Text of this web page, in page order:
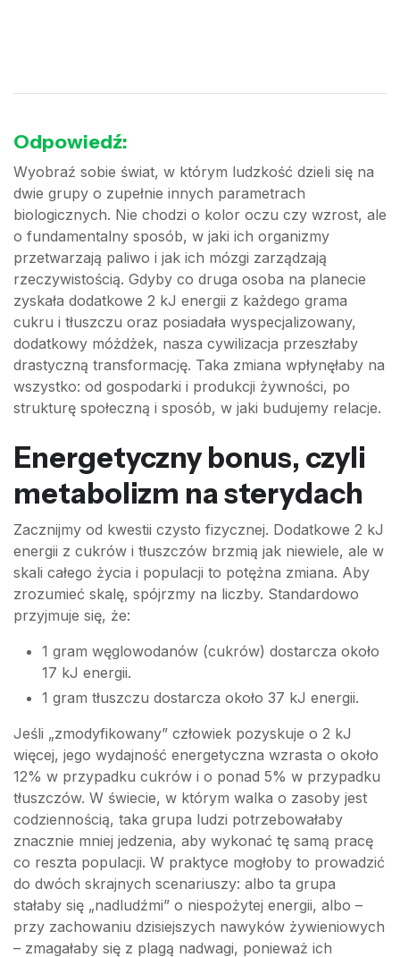
Odpowiedź:
Wyobraź sobie świat, w którym ludzkość dzieli się na
dwie grupy o zupełnie innych parametrach
biologicznych. Nie chodzi o kolor oczu czy wzrost, ale
o fundamentalny sposób, w jaki ich organizmy
przetwarzają paliwo i jak ich mózgi zarządzają
rzeczywistością. Gdyby co druga osoba na planecie
zyskała dodatkowe 2 kJ energii z każdego grama
cukru i tłuszczu oraz posiadała wyspecjalizowany,
dodatkowy móżdżek, nasza cywilizacja przeszłaby
drastyczną transformację. Taka zmiana wpłynęłaby na
wszystko: od gospodarki i produkcji żywności, po
strukturę społeczną i sposób, w jaki budujemy relacje.
Energetyczny bonus, czyli
metabolizm na sterydach
Zacznijmy od kwestii czysto fizycznej. Dodatkowe 2 kJ
energii z cukrów i tłuszczów brzmią jak niewiele, ale w
skali całego życia i populacji to potężna zmiana. Aby
zrozumieć skalę, spójrzmy na liczby. Standardowo
przyjmuje się, że:
1 gram węglowodanów (cukrów) dostarcza około
17 kJ energii.
1 gram tłuszczu dostarcza około 37 kJ energii.
Jeśli „zmodyfikowany” człowiek pozyskuje o 2 kJ
więcej, jego wydajność energetyczna wzrasta o około
12% w przypadku cukrów i o ponad 5% w przypadku
tłuszczów. W świecie, w którym walka o zasoby jest
codziennością, taka grupa ludzi potrzebowałaby
znacznie mniej jedzenia, aby wykonać tę samą pracę
co reszta populacji. W praktyce mogłoby to prowadzić
do dwóch skrajnych scenariuszy: albo ta grupa
stałaby się „nadludźmi” o niespożytej energii, albo –
przy zachowaniu dzisiejszych nawyków żywieniowych
– zmagałaby się z plagą nadwagi, ponieważ ich